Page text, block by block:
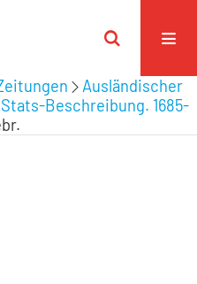
Ausländischer
Beschreibung. 1685-